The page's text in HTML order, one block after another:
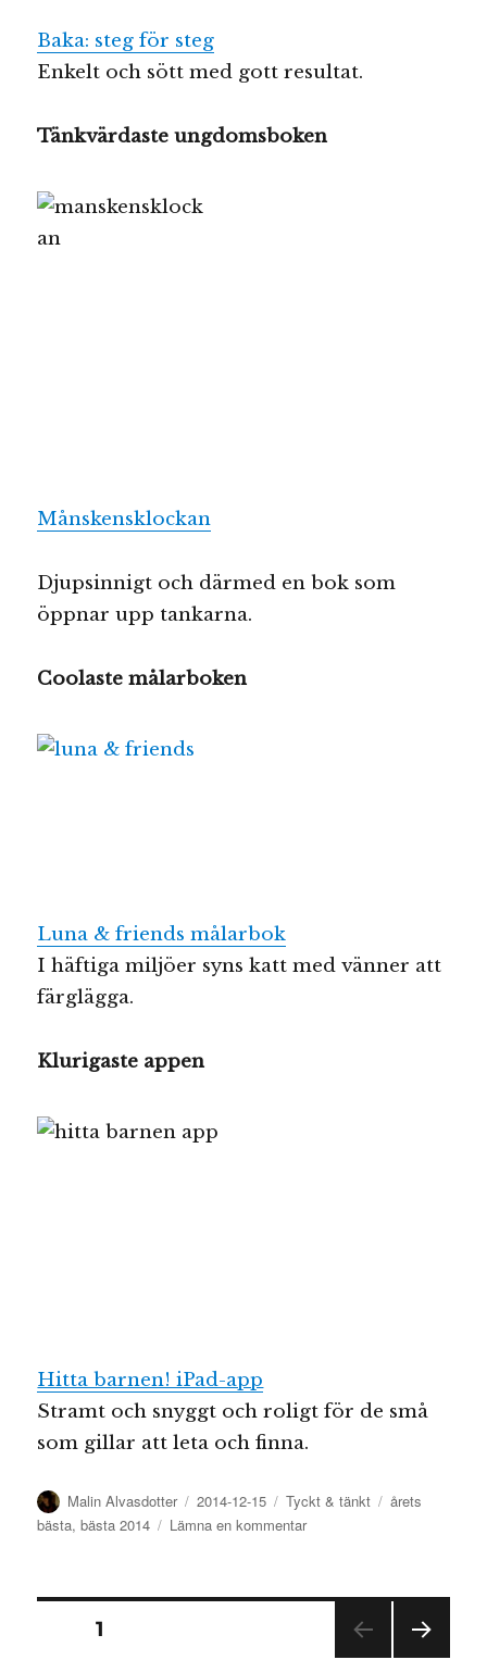
Baka: steg för steg
Enkelt och sött med gott resultat.
Tänkvärdaste ungdomsboken
Månskensklockan
Djupsinnigt och därmed en bok som
öppnar upp tankarna.
Coolaste målarboken
Luna & friends målarbok
I häftiga miljöer syns katt med vänner att
färglägga.
Klurigaste appen
Hitta barnen! iPad-app
Stramt och snyggt och roligt för de små
som gillar att leta och finna.
Författare
Malin Alvasdotter
Publicerat
den
2014-12-15 Kategorier
Tyckt & tänkt Etiketter
årets
bästa,bästa 2014 Lämna en kommentartill
2014
Sidnumrering
SIDA1